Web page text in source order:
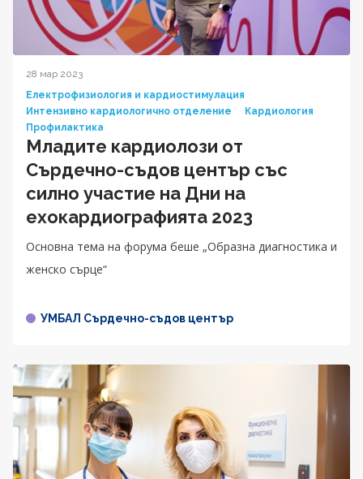
28 мар 2023
Електрофизиология и кардиостимулация
Интензивно кардиологично отделение
Кардиология
Профилактика
Младите кардиолози от
Сърдечно-съдов център със
силно участие на Дни на
ехокардиографията 2023
Основна тема на форума беше „Образна диагностика и
женско сърце“
УМБАЛ Сърдечно-съдов център